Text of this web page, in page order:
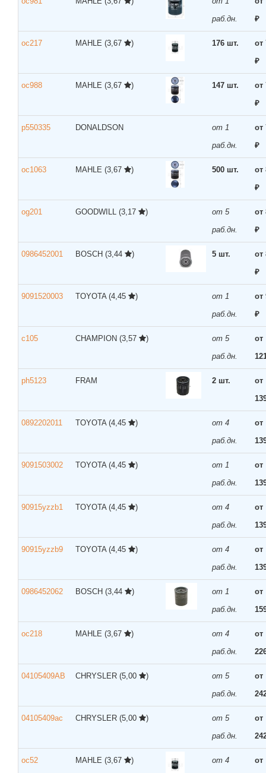
раб.дн.
₽
oc217 MAHLE (3,67 ) 176 шт.
от
₽
oc988 MAHLE (3,67 ) 147 шт.
от
₽
p550335 DONALDSON
от 1
раб.дн.
от
₽
oc1063 MAHLE (3,67 ) 500 шт.
от
₽
og201 GOODWILL (3,17 )
от 5
раб.дн.
от
₽
0986452001 BOSCH (3,44 ) 5 шт.
от
₽
9091520003 TOYOTA (4,45 )
от 1
раб.дн.
от
₽
c105 CHAMPION (3,57 )
от 5
раб.дн.
от
ph5123 FRAM 2 шт.
от
0892202011 TOYOTA (4,45 )
от 4
раб.дн.
от
9091503002 TOYOTA (4,45 )
от 1
раб.дн.
от
90915yzzb1 TOYOTA (4,45 )
от 4
раб.дн.
от
90915yzzb9 TOYOTA (4,45 )
от 4
раб.дн.
от
0986452062 BOSCH (3,44 )
от 1
раб.дн.
от
oc218 MAHLE (3,67 )
от 4
раб.дн.
от
04105409AB CHRYSLER (5,00 )
от 5
раб.дн.
от
04105409ac CHRYSLER (5,00 )
от 5
раб.дн.
от
oc52 MAHLE (3,67 )
от 4
от